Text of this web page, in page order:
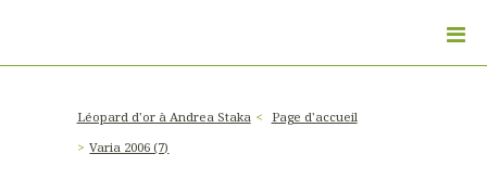
Léopard d'or à Andrea Staka
Page d'accueil
Varia 2006 (7)